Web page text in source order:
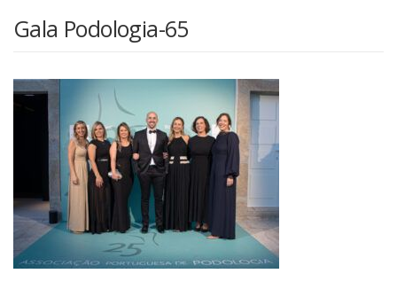
Gala Podologia-65